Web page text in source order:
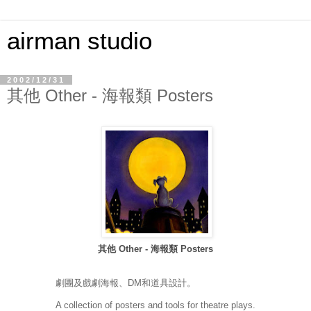
airman studio
2002/12/31
其他 Other - 海報類 Posters
其他 Other - 海報類 Posters
劇團及戲劇海報、DM和道具設計。
A collection of posters and tools for theatre plays.